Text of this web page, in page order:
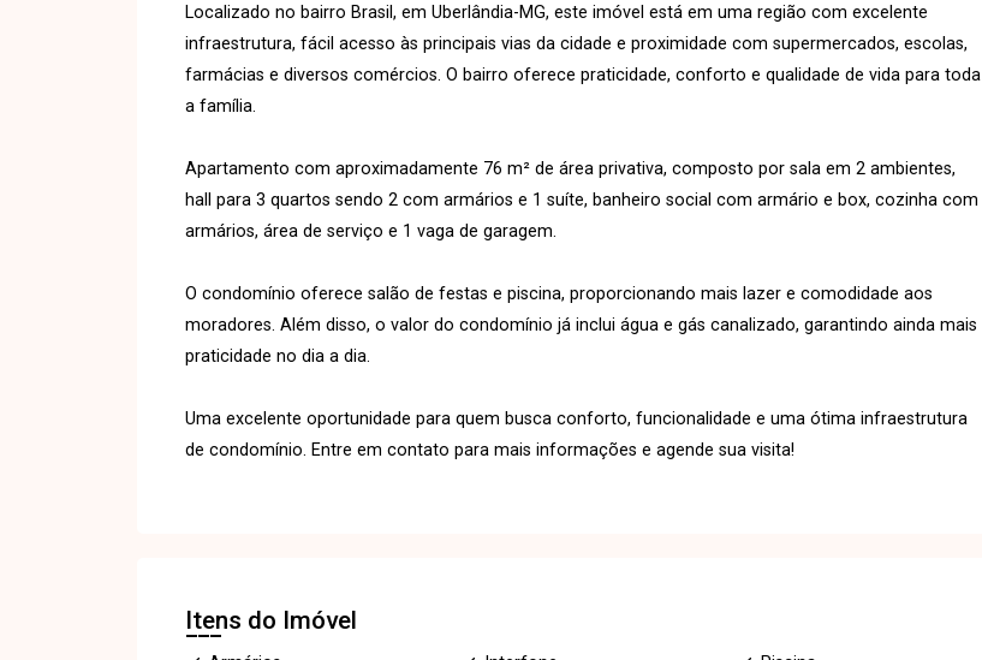
Localizado no bairro Brasil, em Uberlândia-MG, este imóvel está em uma região com excelente
infraestrutura, fácil acesso às principais vias da cidade e proximidade com supermercados, escolas,
farmácias e diversos comércios. O bairro oferece praticidade, conforto e qualidade de vida para toda
a família.
Apartamento com aproximadamente 76 m² de área privativa, composto por sala em 2 ambientes,
hall para 3 quartos sendo 2 com armários e 1 suíte, banheiro social com armário e box, cozinha com
armários, área de serviço e 1 vaga de garagem.
O condomínio oferece salão de festas e piscina, proporcionando mais lazer e comodidade aos
moradores. Além disso, o valor do condomínio já inclui água e gás canalizado, garantindo ainda mais
praticidade no dia a dia.
Uma excelente oportunidade para quem busca conforto, funcionalidade e uma ótima infraestrutura
de condomínio. Entre em contato para mais informações e agende sua visita!
Itens do Imóvel